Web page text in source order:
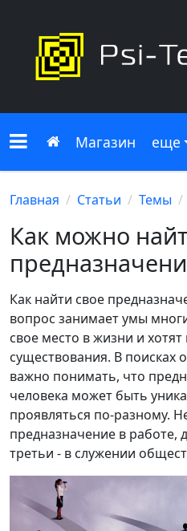
Меню сайта
Главная
Магазин еще
Главная Статьи Темы
Как можно
Как найти свое
вопрос занимает умы
свое место в жизни и
существования. В поисках
важно понимать, что
человека может быть
проявляться по-разному.
предназначение в работе,
третьи - в служении